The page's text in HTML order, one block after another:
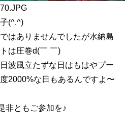
(^.^)
はありませんでしたが水納島
は圧巻d(￣ ￣)
波風立たずな日はもはやプー
2000%な日もあるんですよ〜
非ともご参加を♪